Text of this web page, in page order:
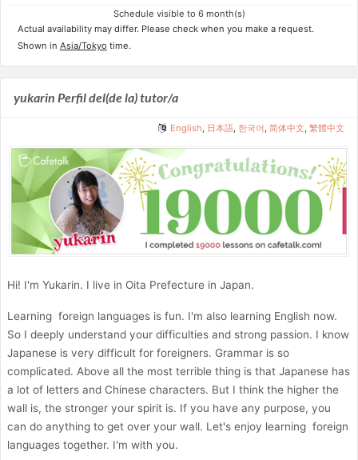
Schedule visible to 6 month(s)
Actual availability may differ. Please check when you make a request.
Shown in Asia/Tokyo time.
yukarin Perfil del(de la) tutor/a
English, 日本語, 한국어, 简体中文, 繁體中文
Hi! I'm Yukarin. I live in Oita Prefecture in Japan.
Learning foreign languages is fun. I'm also learning English now.
So I deeply understand your difficulties and strong passion. I know
Japanese is very difficult for foreigners. Grammar is so
complicated. Above all the most terrible thing is that Japanese has
a lot of letters and Chinese characters. But I think the higher the
wall is, the stronger your spirit is. If you have any purpose, you
can do anything to get over your wall. Let's enjoy learning foreign
languages together. I'm with you.